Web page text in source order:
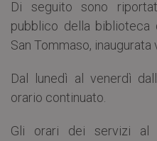
Di seguito sono
pubblico della
San Tommaso,
Dal lunedì al venerdì
orario continuato.
Gli orari dei servizi al